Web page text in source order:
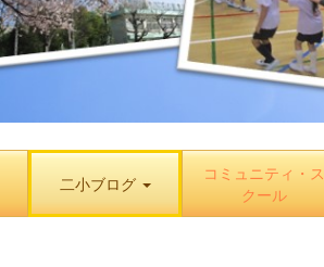
二小ブログ
コミュニティ・ス
クール